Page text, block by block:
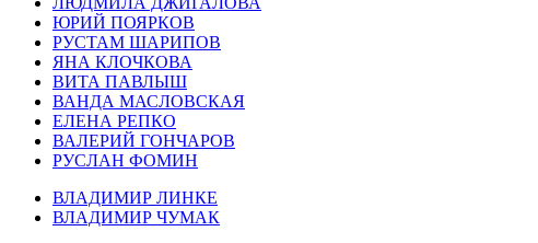
ЮРИЙ ПОЯРКОВ
РУСТАМ ШАРИПОВ
ЯНА КЛОЧКОВА
ВИТА ПАВЛЫШ
ВАНДА МАСЛОВСКАЯ
ЕЛЕНА РЕПКО
ВАЛЕРИЙ ГОНЧАРОВ
РУСЛАН ФОМИН
ВЛАДИМИР ЛИНКЕ
ВЛАДИМИР ЧУМАК